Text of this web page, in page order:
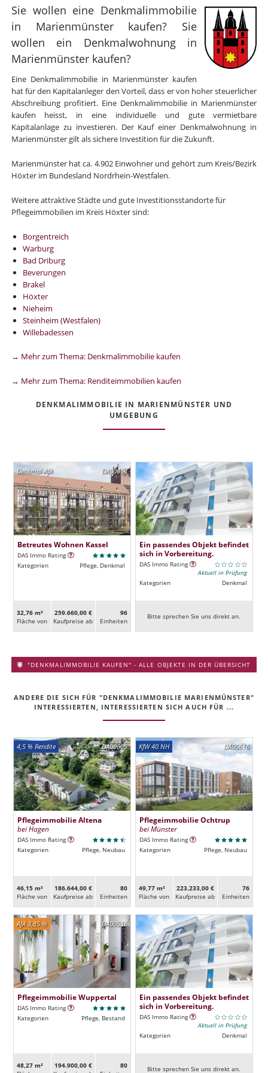
Sie wollen eine Denkmalimmobilie
in Marienmünster kaufen? Sie
wollen ein Denkmalwohnung in
Marienmünster kaufen?
Eine Denkmalimmobilie in Marienmünster kaufen
hat für den Kapitalanleger den Vorteil, dass er von hoher steuerlicher
Abschreibung profitiert. Eine Denkmalimmobilie in Marienmünster
kaufen heisst, in eine individuelle und gute vermietbare
Kapitalanlage zu investieren. Der Kauf einer Denkmalwohnung in
Marienmünster gilt als sichere Investition für die Zukunft.
Marienmünster hat ca. 4.902 Einwohner und gehört zum Kreis/Bezirk
Höxter im Bundesland Nordrhein-Westfalen.
Weitere attraktive Städte und gute Investitionsstandorte für
Pflegeimmobilien im Kreis Höxter sind:
Borgentreich
Warburg
Bad Driburg
Beverungen
Brakel
Höxter
Nieheim
Steinheim (Westfalen)
Willebadessen
→ Mehr zum Thema: Denkmalimmobilie kaufen
→ Mehr zum Thema: Renditeimmobilien kaufen
DENKMALIMMOBILIE IN MARIENMÜNSTER UND
UMGEBUNG
DA00654
Denkmal-AfA
Betreutes Wohnen Kassel
DAS Immo Rating
Kategorien
Pflege, Denkmal
32,76 m²
Fläche von
259.660,00 €
Kaufpreise ab
96
Ein­heiten
Ein passendes Objekt befindet
sich in Vorbereitung.
DAS Immo Rating
Aktuell in Prüfung
Kategorien
Denkmal
Bitte sprechen Sie uns direkt an.
"DENKMALIMMOBILIE KAUFEN" - ALLE OBJEKTE IN DER ÜBERSICHT
ANDERE DIE SICH FÜR "DENKMALIMMOBILIE MARIENMÜNSTER"
INTERESSIERTEN, INTERESSIERTEN SICH AUCH FÜR ...
DA00609
4,5 % Rendite
Pflegeimmobilie Altena
bei Hagen
DAS Immo Rating
Kategorien
Pflege, Neubau
46,15 m²
Fläche von
186.644,00 €
Kaufpreise ab
80
Ein­heiten
DA00616
KfW 40 NH
Pflegeimmobilie Ochtrup
bei Münster
DAS Immo Rating
Kategorien
Pflege, Neubau
49,77 m²
Fläche von
223.233,00 €
Kaufpreise ab
76
Ein­heiten
DA00536
AfA 3,85 %
Pflegeimmobilie Wuppertal
DAS Immo Rating
Kategorien
Pflege, Bestand
48,27 m²
194.900,00 €
80
Ein passendes Objekt befindet
sich in Vorbereitung.
DAS Immo Rating
Aktuell in Prüfung
Kategorien
Denkmal
Bitte sprechen Sie uns direkt an.